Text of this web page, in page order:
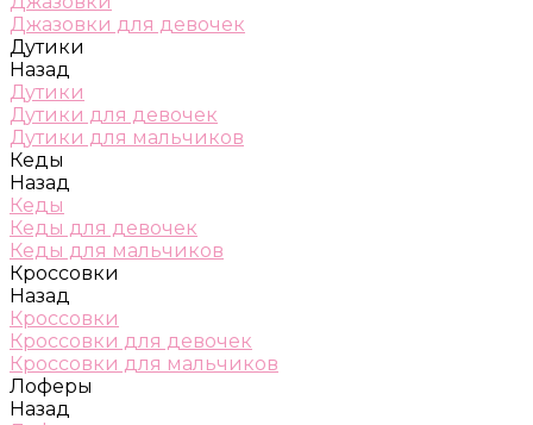
Джазовки для девочек
Дутики
Назад
Дутики
Дутики для девочек
Дутики для мальчиков
Кеды
Назад
Кеды
Кеды для девочек
Кеды для мальчиков
Кроссовки
Назад
Кроссовки
Кроссовки для девочек
Кроссовки для мальчиков
Лоферы
Назад